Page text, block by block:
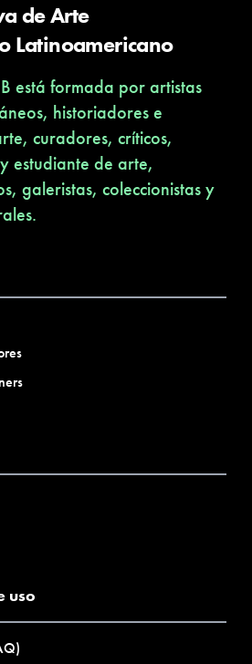
de Arte
Latinoamericano
está formada por artistas
historiadores e
curadores, críticos,
estudiante de arte,
galeristas, coleccionistas y
uso